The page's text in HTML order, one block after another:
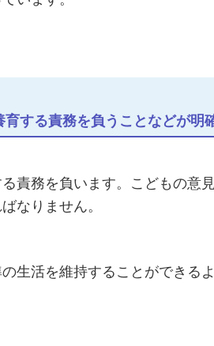
する責務を負うことなどが明
責務を負います。こどもの意
なりません。
生活を維持することができる